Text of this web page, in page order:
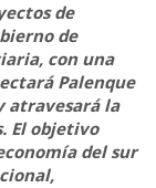
de
de
con una
Palenque
atravesará la
El objetivo
del sur